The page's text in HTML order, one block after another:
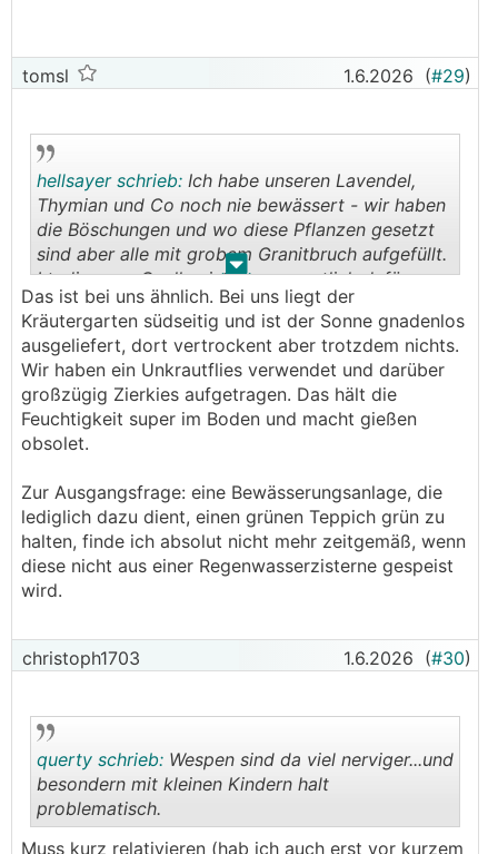
tomsl 1.6.2026 (#29)
. .
hellsayer schrieb: Ich habe unseren Lavendel,
Thymian und Co noch nie bewässert - wir haben
die Böschungen und wo diese Pflanzen gesetzt
sind aber alle mit grobem Granitbruch aufgefüllt.
Lt. diversen Quellen ist das vermutlich dafür
verantwortlich, dass dort alles ohne giessen gut
wächst - der grobe Bruch hält die Hitze von den
Wurzeln fern, Wasser kann trotzdem gut
durchsickern, da die Steine die Nässe nicht
aufnehmen.
Das ist bei uns ähnlich. Bei uns liegt der
Kräutergarten südseitig und ist der Sonne gnadenlos
ausgeliefert, dort vertrockent aber trotzdem nichts.
Wir haben ein Unkrautflies verwendet und darüber
großzügig Zierkies aufgetragen. Das hält die
Feuchtigkeit super im Boden und macht gießen
obsolet.
Zur Ausgangsfrage: eine Bewässerungsanlage, die
lediglich dazu dient, einen grünen Teppich grün zu
halten, finde ich absolut nicht mehr zeitgemäß, wenn
diese nicht aus einer Regenwasserzisterne gespeist
wird.
christoph1703 1.6.2026 (#30)
..
querty schrieb: Wespen sind da viel nerviger...und
besondern mit kleinen Kindern halt
problematisch.
Muss kurz relativieren (hab ich auch erst vor kurzem